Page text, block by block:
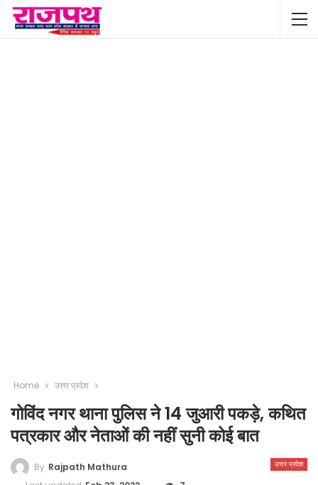
Home उत्तर प्रदेश
गोविंद नगर थाना पुलिस ने 14 जुआरी पकड़े, कथित
पत्रकार और नेताओं की नहीं सुनी कोई बात
उत्तर प्रदेश
By Rajpath Mathura